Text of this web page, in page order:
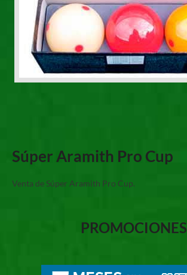
Súper Aramith Pro Cup
Venta de Súper Aramith Pro Cup.
PROMOCIONES